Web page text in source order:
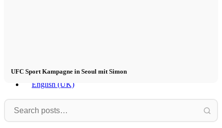
UFC Sport Kampagne in Seoul mit Simon